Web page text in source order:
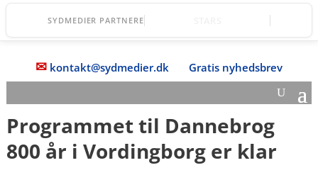
SYDMEDIER PARTNERE
✉ kontakt@sydmedier.dk Gratis nyhedsbrev
Programmet til Dannebrog
800 år i Vordingborg er klar